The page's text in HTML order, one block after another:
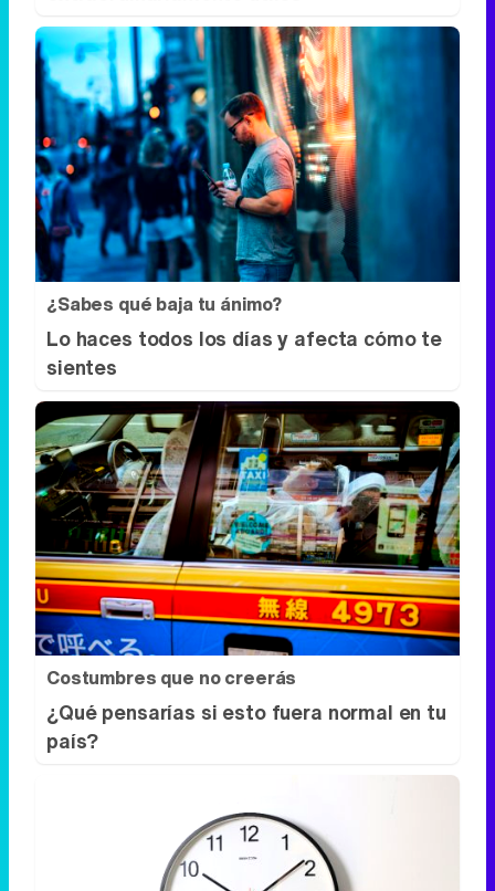
¿Sabes qué baja tu ánimo?
Lo haces todos los días y afecta cómo te
sientes
Costumbres que no creerás
¿Qué pensarías si esto fuera normal en tu
país?